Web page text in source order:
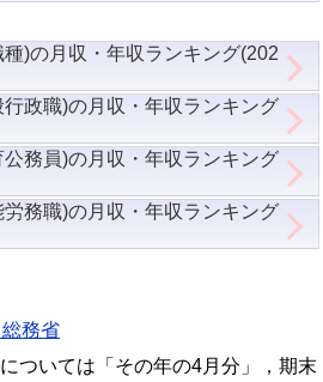
)の月収・年収ランキング(202
政職)の月収・年収ランキング
務員)の月収・年収ランキング
務職)の月収・年収ランキング
務省
ついては「その年の4月分」，期末